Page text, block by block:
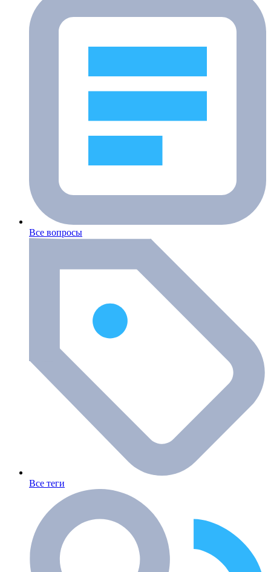
Все вопросы
Все теги